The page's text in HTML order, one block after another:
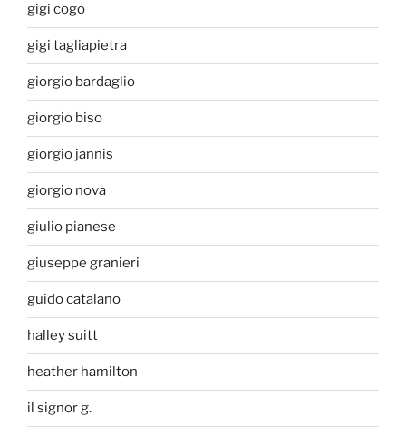
gigi cogo
gigi tagliapietra
giorgio bardaglio
giorgio biso
giorgio jannis
giorgio nova
giulio pianese
giuseppe granieri
guido catalano
halley suitt
heather hamilton
il signor g.